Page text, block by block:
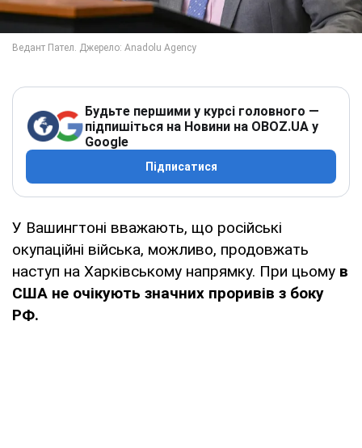
Будьте першими у курсі головного —
підпишіться на Новини на OBOZ.UA у
Google
Підписатися
У Вашингтоні вважають, що російські
окупаційні війська, можливо, продовжать
наступ на Харківському напрямку. При цьому в
США не очікують значних проривів з боку
РФ.